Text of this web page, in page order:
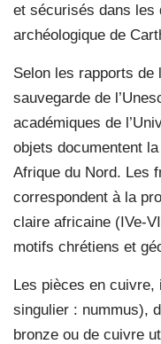
et sécurisés dans les
archéologique de
Selon les rapports de
sauvegarde de
académiques de
objets documentent
Afrique du Nord. Les
correspondent à la
claire africaine (IVe-
motifs chrétiens et
Les pièces en cuivre,
singulier : nummus),
bronze ou de cuivre